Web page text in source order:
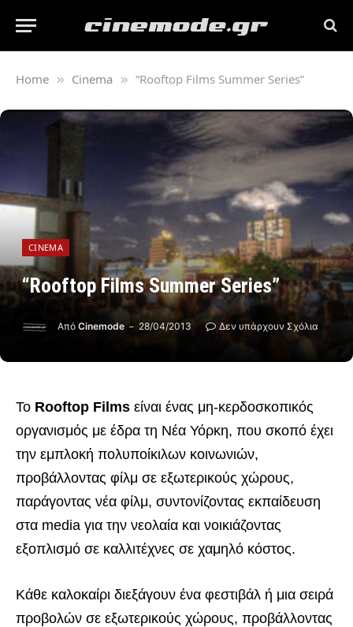
Home » Cinema » “Rooftop Films Summer Series”
CINEMA
“Rooftop Films Summer Series”
Από Cinemode 28/04/2013 Δεν υπάρχουν Σχόλια
Το Rooftop Films είναι ένας μη-κερδοσκοπικός
οργανισμός με έδρα τη Νέα Υόρκη, που σκοπό έχει
την εμπλοκή πολυποίκιλων κοινωνιών,
προβάλλοντας φίλμ σε εξωτερικούς χώρους,
παράγοντας νέα φίλμ, συντονίζοντας εκπαίδευση
στα media για την νεολαία και νοικιάζοντας
εξοπλισμό σε καλλιτέχνες σε χαμηλό κόστος.
Κάθε καλοκαίρι διεξάγουν ένα φεστιβάλ ή μια σειρά
προβολών σε εξωτερικούς χώρους, προβάλλοντας